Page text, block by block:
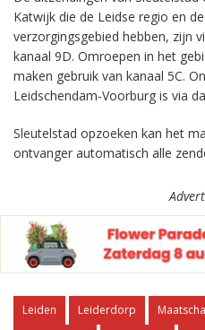
Katwijk die de Leidse regio en
verzorgingsgebied hebben, zijn
kanaal 9D. Omroepen in het
maken gebruik van kanaal 5C.
Leidschendam-Voorburg is via
Sleutelstad opzoeken kan het
ontvanger automatisch alle
Leiden Leiderdorp